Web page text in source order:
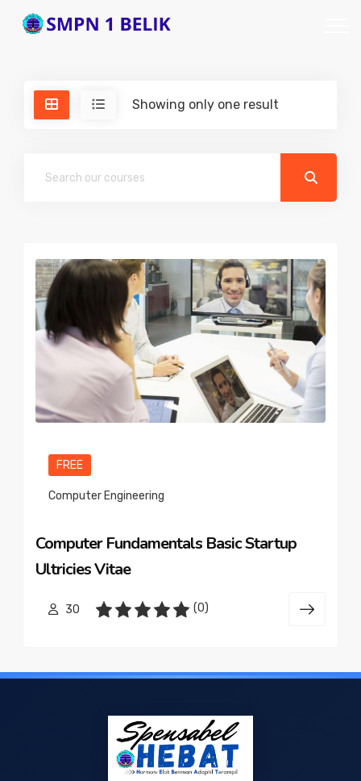
Showing only one result
FREE
Computer Engineering
Computer Fundamentals Basic Startup
Ultricies Vitae
30 (0)